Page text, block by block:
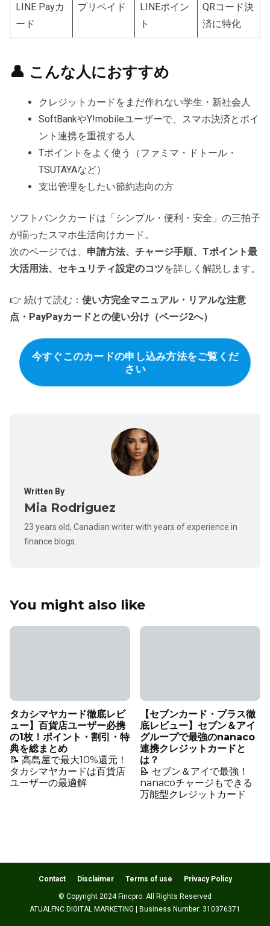
LINE Payカ
ード
プリペイド
LINEポイン
ト
QRコード決
済に特化
👤 こんな人におすすめ
クレジットカードをまだ作れない学生・新社会人
SoftBankやY!mobileユーザーで、スマホ決済とポイ
ント連携を重視する人
Tポイントをよく使う（ファミマ・ドトール・
TSUTAYAなど）
支出管理をしたい節約志向の方
ソフトバンクカードは「シンプル・便利・安全」の三拍子
が揃ったスマホ生活向けカード。
次のページでは、 申請方法、チャージ手順、Tポイント最
大活用法、セキュリティ設定のコツを詳しく解説します。
👉 続けて読む： 使い方完全マニュアル・リアルな注意
点・PayPayカードとの使い分け（ページ2へ）
今すぐこのカードの申し込み方法をご覧くだ
さい
Written By
Mia Rodriguez
23 years old, Canadian writer with years of experience in
finance blogs.
You might also like
タカシマヤカード徹底レビ
ュー】百貨店ユーザー必携
の1枚！ポイント・割引・特
典を総まとめ
📝 高島屋で最大10%還元！
タカシマヤカードは百貨店
ユーザーの最適解
【セブンカード・プラス徹
底レビュー】セブン＆アイ
グループで最強のnanaco
連携クレジットカードと
は？
📝 セブン＆アイで最強！
nanacoチャージもできる
万能型クレジットカード
Contact Disclaimer Terms of use Privacy Policy
© Copyright 2024 Fincpro. All Rights Reserved
ATUALFNC DIGITAL MARKETING | Business Number: 310376371